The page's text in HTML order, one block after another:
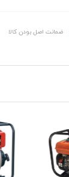
ضمانت اصل بودن کالا